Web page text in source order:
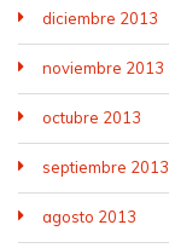
diciembre 2013
noviembre 2013
octubre 2013
septiembre 2013
agosto 2013